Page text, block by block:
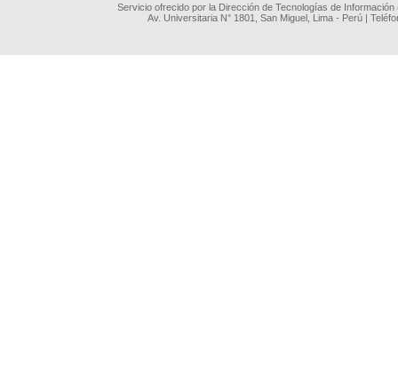
Servicio ofrecido por la Dirección de Tecnologías de
Av. Universitaria N° 1801, San Miguel, Lima - Perú |